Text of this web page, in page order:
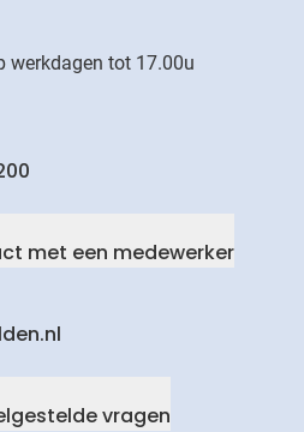
werkdagen tot 17.00u
met een medewerker
vragen